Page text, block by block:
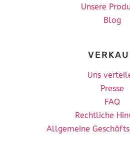
Unsere
Blog
Uns
Presse
FAQ
Rechtliche
Allgemeine